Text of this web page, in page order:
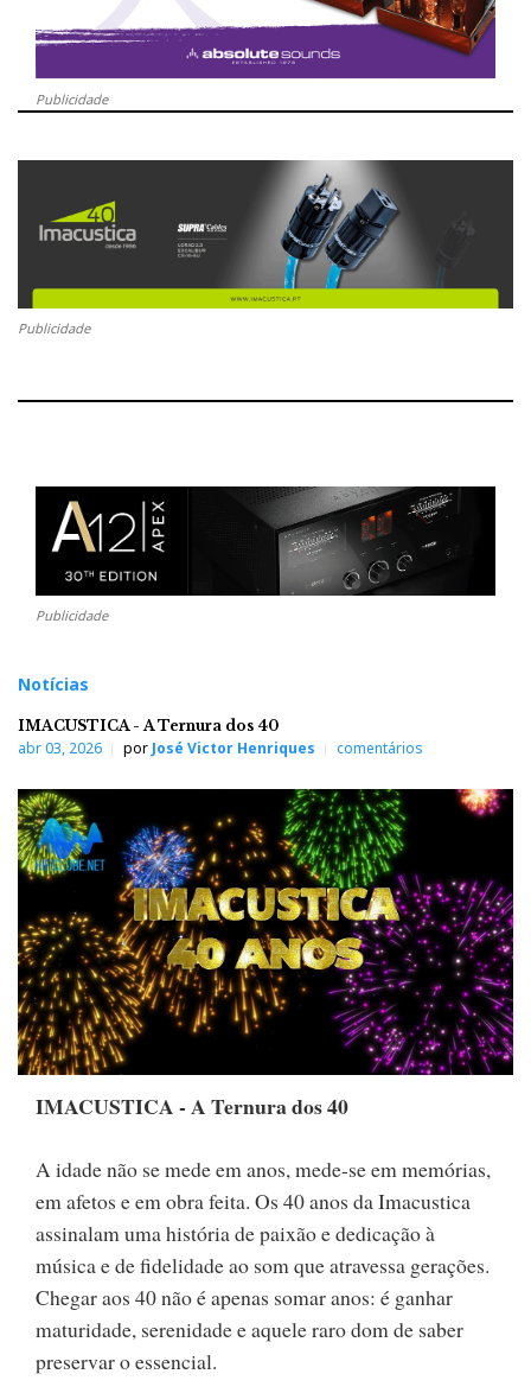
Publicidade
Publicidade
Publicidade
Notícias
IMACUSTICA - A Ternura dos 40
abr 03, 2026 por José Victor Henriques comentários
IMACUSTICA - A Ternura dos 40
A idade não se mede em anos, mede-se em memórias,
em afetos e em obra feita. Os 40 anos da Imacustica
assinalam uma história de paixão e dedicação à
música e de fidelidade ao som que atravessa gerações.
Chegar aos 40 não é apenas somar anos: é ganhar
maturidade, serenidade e aquele raro dom de saber
preservar o essencial.